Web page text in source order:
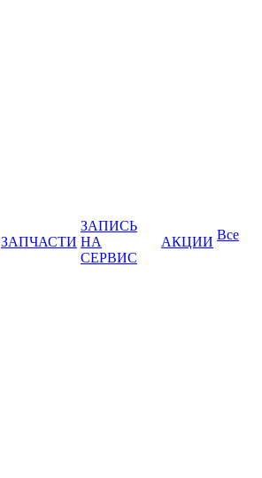
ЗАПЧАСТИ
ЗАПИСЬ
НА
СЕРВИС
АКЦИИ Все